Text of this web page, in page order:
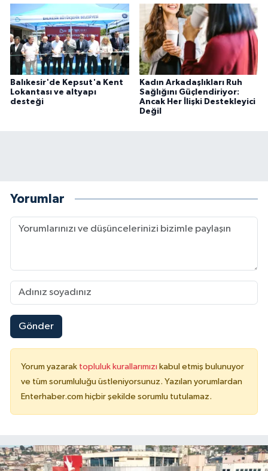
Balıkesir'de Kepsut'a Kent
Lokantası ve altyapı
desteği
Kadın Arkadaşlıkları Ruh
Sağlığını Güçlendiriyor:
Ancak Her İlişki Destekleyici
Değil
Yorumlar
Gönder
Yorum yazarak topluluk kurallarımızı kabul etmiş bulunuyor
ve tüm sorumluluğu üstleniyorsunuz. Yazılan yorumlardan
Enterhaber.com hiçbir şekilde sorumlu tutulamaz.